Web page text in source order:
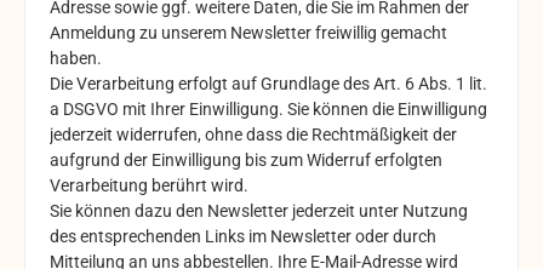
Adresse sowie ggf. weitere Daten, die Sie im Rahmen der
Anmeldung zu unserem Newsletter freiwillig gemacht
haben.
Die Verarbeitung erfolgt auf Grundlage des Art. 6 Abs. 1 lit.
a DSGVO mit Ihrer Einwilligung. Sie können die Einwilligung
jederzeit widerrufen, ohne dass die Rechtmäßigkeit der
aufgrund der Einwilligung bis zum Widerruf erfolgten
Verarbeitung berührt wird.
Sie können dazu den Newsletter jederzeit unter Nutzung
des entsprechenden Links im Newsletter oder durch
Mitteilung an uns abbestellen. Ihre E-Mail-Adresse wird